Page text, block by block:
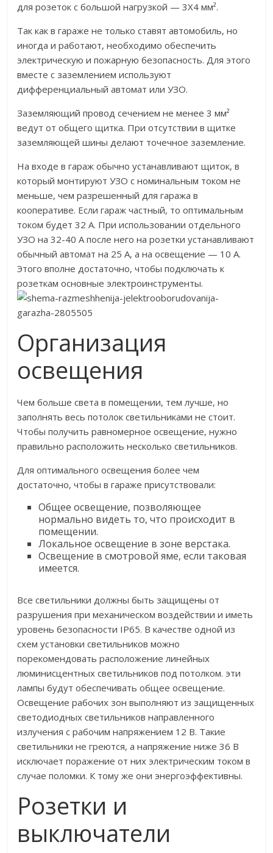
для розеток с большой нагрузкой — 3X4 мм².
Так как в гараже не только ставят автомобиль, но
иногда и работают, необходимо обеспечить
электрическую и пожарную безопасность. Для этого
вместе с заземлением используют
дифференциальный автомат или УЗО.
Заземляющий провод сечением не менее 3 мм²
ведут от общего щитка. При отсутствии в щитке
заземляющей шины делают точечное заземление.
На входе в гараж обычно устанавливают щиток, в
который монтируют УЗО с номинальным током не
меньше, чем разрешенный для гаража в
кооперативе. Если гараж частный, то оптимальным
током будет 32 А. При использовании отдельного
УЗО на 32-40 А после него на розетки устанавливают
обычный автомат на 25 А, а на освещение — 10 А.
Этого вполне достаточно, чтобы подключать к
розеткам основные электроинструменты.
Организация
освещения
Чем больше света в помещении, тем лучше, но
заполнять весь потолок светильниками не стоит.
Чтобы получить равномерное освещение, нужно
правильно расположить несколько светильников.
Для оптимального освещения более чем
достаточно, чтобы в гараже присутствовали:
Общее освещение, позволяющее
нормально видеть то, что происходит в
помещении.
Локальное освещение в зоне верстака.
Освещение в смотровой яме, если таковая
имеется.
Все светильники должны быть защищены от
разрушения при механическом воздействии и иметь
уровень безопасности IP65. В качестве одной из
схем установки светильников можно
порекомендовать расположение линейных
люминисцентных светильников под потолком. эти
лампы будут обеспечивать общее освещение.
Освещение рабочих зон выполняют из защищенных
светодиодных светильников направленного
излучения с рабочим напряжением 12 В. Такие
светильники не греются, а напряжение ниже 36 В
исключает поражение от них электрическим током в
случае поломки. К тому же они энергоэффективны.
Розетки и
выключатели